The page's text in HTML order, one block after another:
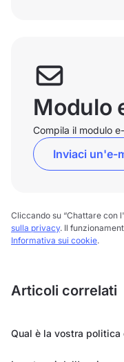
Modulo
Compila il modulo
Inviaci un'e-
Cliccando su “Chattare con
sulla privacy. Il
Informativa sui cookie.
Articoli correlati
Qual è la vostra politica